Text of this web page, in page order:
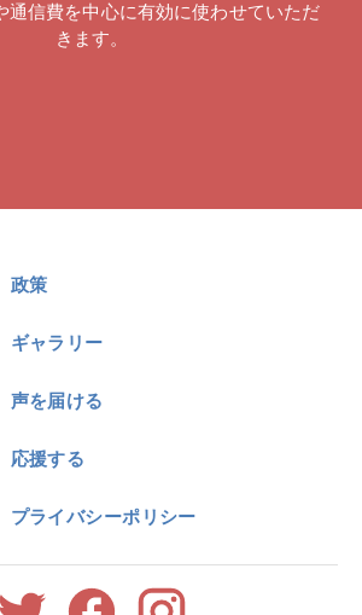
通信費を中心に有効に使わせていただ
きます。
政策
ギャラリー
声を届ける
応援する
プライバシーポリシー